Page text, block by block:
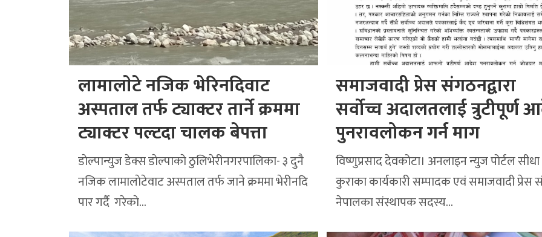
लामालाेटे नजिक भेरिनदिवाट
अस्पताल तर्फ ट्याक्टर तार्ने क्रममा
ट्याक्टर पल्टदा चालक बेपत्ता
डाेल्पान्युज डेक्स डाेल्पाकाे ठुलिभेरीनगरपालिका- ३ दुनै
नजिक लामालाेटेवाट अस्पताल तर्फ जाने क्रममा भेरीनदि
पार गर्दै गरेकाे…
समाजवादी प्रेस संगठनद्वारा
सर्वोच्च अदालतलाई त्रुटीपूर्ण
पुनरावलोकन गर्न माग
विष्णुप्रसाद देवकोटा। अनलाइन न्युज पोर्टल सीधा
कुराका कार्यकारी सम्पादक एवं समाजवादी प्रेस
नेपालका संस्थापक सदस्य…